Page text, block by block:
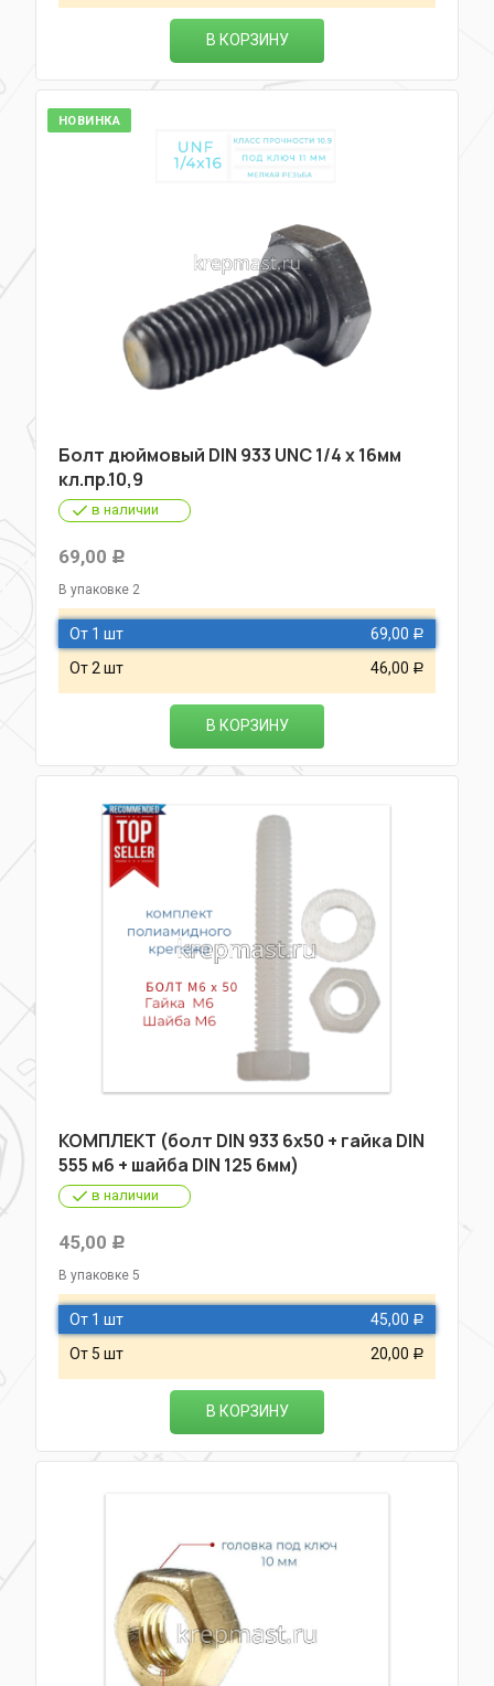
В КОРЗИНУ
НОВИНКА
Болт дюймовый DIN 933 UNC 1/4 х 16мм
кл.пр.10,9
в наличии
69,00 Р
В упаковке 2
От 1 шт 69,00 Р
От 2 шт 46,00 Р
В КОРЗИНУ
КОМПЛЕКТ (болт DIN 933 6х50 + гайка DIN
555 м6 + шайба DIN 125 6мм)
в наличии
45,00 Р
В упаковке 5
От 1 шт 45,00 Р
От 5 шт 20,00 Р
В КОРЗИНУ